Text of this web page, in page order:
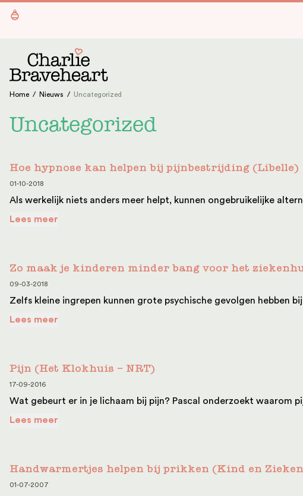
Ga naar de inhoud
Home / Nieuws / Uncategorized
Uncategorized
Hoe hypnose kan helpen bij pijnbestrijding (Libelle)
01-10-2018
Als werkelijk niets anders meer helpt, kunnen ongebruikelijke
Lees meer
Zo maak je kinderen minder bang voor het
09-03-2018
Zelfs kleine ingrepen kunnen grote psychische gevolgen hebben
Lees meer
Pijn (Het Klokhuis – NRT)
17-09-2016
Wat gebeurt er in je lichaam bij pijn? Pascal onderzoekt waarom
Lees meer
Handwarmertjes helpen bij prikken (Kind en
01-07-2007